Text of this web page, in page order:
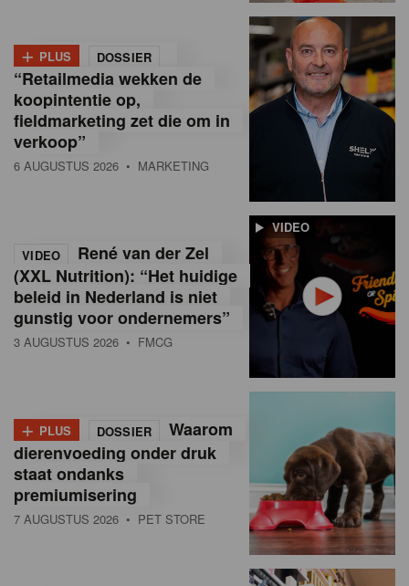
a
n
e
e
a
n
B
+ PLUS DOSSIER
“Retailmedia wekken de
koopintentie op,
fieldmarketing zet die om in
verkoop”
6 AUGUSTUS 2026 • MARKETING
VIDEO
VIDEO
René van der Zel
(XXL Nutrition): “Het huidige
beleid in Nederland is niet
gunstig voor ondernemers”
3 AUGUSTUS 2026 • FMCG
+ PLUS DOSSIER
Waarom
dierenvoeding onder druk
staat ondanks
premiumisering
7 AUGUSTUS 2026 • PET STORE